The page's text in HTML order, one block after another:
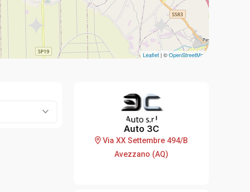
Leaflet | ©OpenStreetMap
Auto 3C
Via XX Settembre 494/B
Avezzano (AQ)